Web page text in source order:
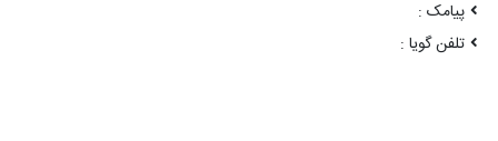
پیامک :
تلفن گویا :